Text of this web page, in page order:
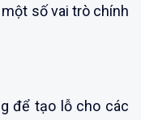
số vai trò chính
để tạo lỗ cho các